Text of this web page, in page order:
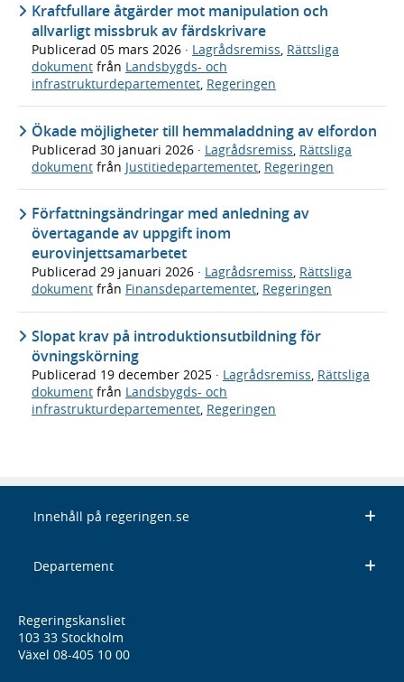
Kraftfullare åtgärder mot manipulation och
allvarligt missbruk av färdskrivare
Publicerad 05 mars 2026 · Lagrådsremiss, Rättsliga
dokument från Landsbygds- och
infrastrukturdepartementet, Regeringen
Ökade möjligheter till hemmaladdning av elfordon
Publicerad 30 januari 2026 · Lagrådsremiss Rättsliga
dokument från Justitiedepartementet Regeringen
Författningsändringar med anledning av
övertagande av uppgift inom
eurovinjettsamarbetet
Publicerad 29 januari 2026 · Lagrådsremiss, Rättsliga
dokument från Finansdepartementet, Regeringen
Slopat krav på introduktionsutbildning för
övningskörning
Publicerad 19 december 2025 · Lagrådsremiss, Rättsliga
dokument från Landsbygds- och
infrastrukturdepartementet, Regeringen
Innehåll på regeringen.se
Departement
Regeringskansliet
103 33 Stockholm
Växel 08-405 10 00